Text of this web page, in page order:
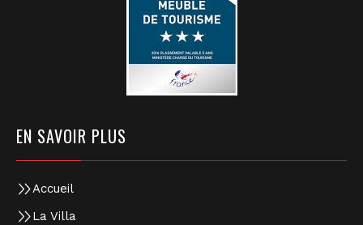
EN SAVOIR PLUS
Accueil
La Villa